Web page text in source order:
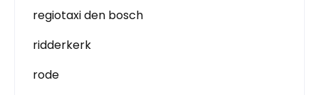
regiotaxi den bosch
ridderkerk
rode